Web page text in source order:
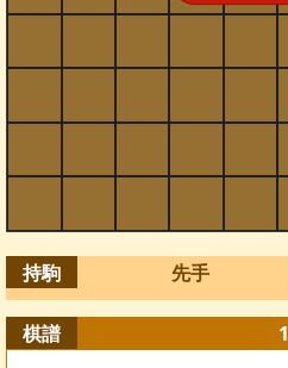
持駒 先手
棋譜 1